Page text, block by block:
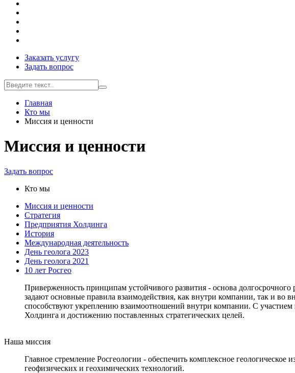
Заказать услугу
Задать вопрос
Главная
Кто мы
Миссия и ценности
Миссия и ценности
Задать вопрос
Кто мы
Миссия и ценности
Стратегия
Предприятия Холдинга
История
Международная деятельность
День геолога 2023
День геолога 2021
10 лет Росгео
Приверженность принципам устойчивого развития - основа
задают основные правила взаимодействия, как внутри компании, так и
способствуют укреплению взаимоотношений внутри компании. С участием
Холдинга и достижению поставленных стратегических целей.
Наша миссия
Главное стремление Росгеологии - обеспечить комплексное
геофизических и геохимических технологий.